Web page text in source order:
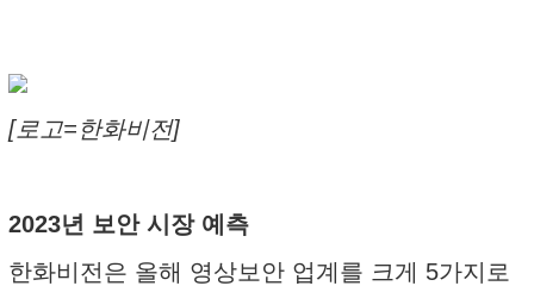
[로고=한화비전]
2023년 보안 시장 예측
한화비전은 올해 영상보안 업계를 크게 5가지로